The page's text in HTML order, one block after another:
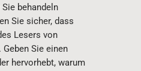
behandeln
Sie sicher, dass
Lesers von
Sie einen
hervorhebt, warum